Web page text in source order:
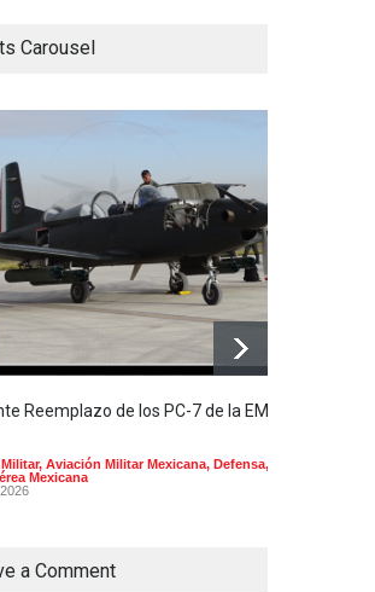
Carousel
Reemplazo de los PC-7 de la EMA en
, Aviación Militar Mexicana, Defensa,
Mexicana
a Comment